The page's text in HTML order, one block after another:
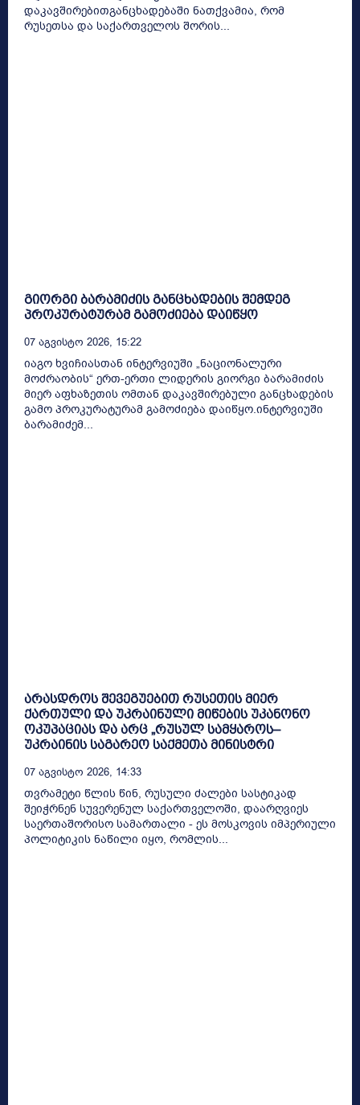
დაკავშირებითგანცხადებაში ნათქვამია, რომ
რუსეთსა და საქართველოს შორის...
გიორგი ბარამიძის განცხადების შემდეგ
პროკურატურამ გამოძიება დაიწყო
07 Აგვისტო 2026, 15:22
იაგო ხვიჩიასთან ინტერვიუში „ნაციონალური
მოძრაობის“ ერთ-ერთი ლიდერის გიორგი ბარამიძის
მიერ აფხაზეთის ომთან დაკავშირებული განცხადების
გამო პროკურატურამ გამოძიება დაიწყო.ინტერვიუში
ბარამიძემ...
არასდროს შევეგუებით რუსეთის მიერ
ქართული და უკრაინული მიწების უკანონო
ოკუპაციას და არც „რუსულ სამყაროს–
უკრაინის საგარეო საქმეთა მინისტრი
07 Აგვისტო 2026, 14:33
თვრამეტი წლის წინ, რუსული ძალები სასტიკად
შეიჭრნენ სუვერენულ საქართველოში, დაარღვიეს
საერთაშორისო სამართალი - ეს მოსკოვის იმპერიული
პოლიტიკის ნაწილი იყო, რომლის...